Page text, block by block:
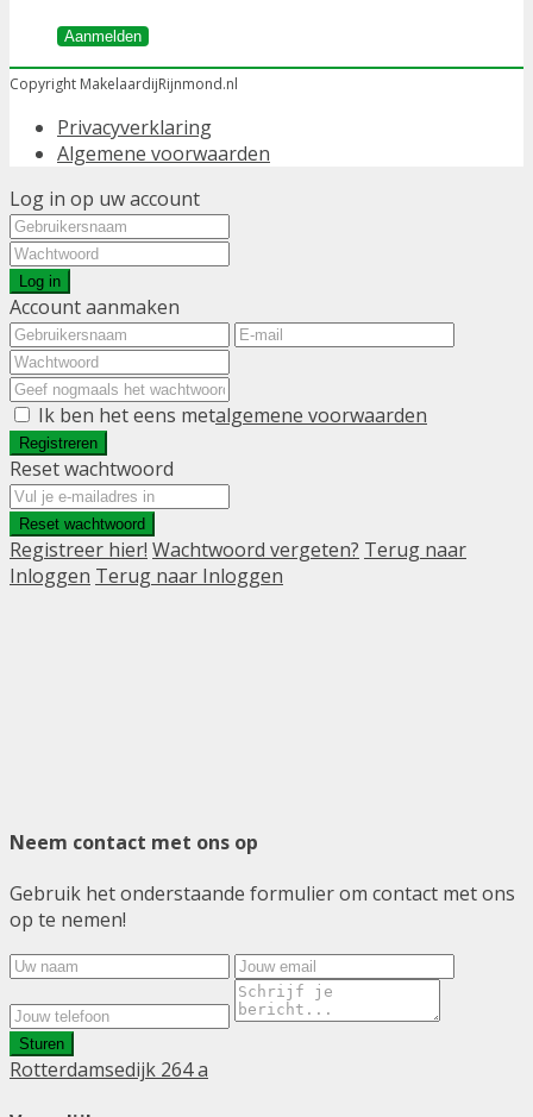
Aanmelden
Copyright MakelaardijRijnmond.nl
Privacyverklaring
Algemene voorwaarden
Log in op uw account
Log in
Account aanmaken
Ik ben het eens metalgemene voorwaarden
Registreren
Reset wachtwoord
Reset wachtwoord
Registreer hier! Wachtwoord vergeten? Terug naar
Inloggen Terug naar Inloggen
Neem contact met ons op
Gebruik het onderstaande formulier om contact met ons
op te nemen!
Sturen
Rotterdamsedijk 264 a